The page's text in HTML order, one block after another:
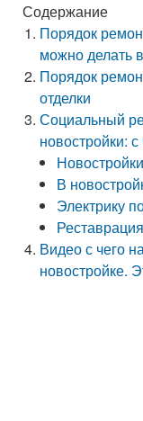
Содержание
Порядок
можно делать
Порядок
отделки
Социальный
новостройки:
В
Электрику
Видео с чего
новостройке.